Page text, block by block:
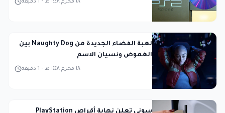
1 دقيقة - ١٨ محرم ١٤٤٨ هـ
لعبة الفضاء الجديدة من Naughty Dog بين
الغموض ونسيان الاسم
1 دقيقة - ١٨ محرم ١٤٤٨ هـ
سوني تعلن نهاية أقراص PlayStation